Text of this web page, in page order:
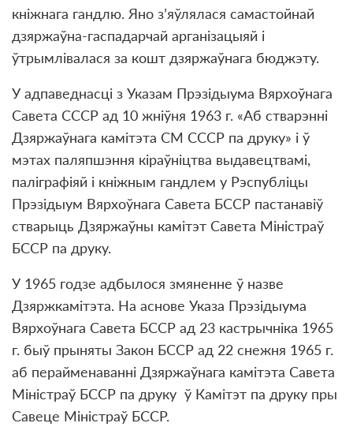
кніжнага гандлю. Яно з’яўлялася самастойнай
дзяржаўна-гаспадарчай арганізацыяй і
ўтрымлівалася за кошт дзяржаўнага бюджэту.
У адпаведнасці з Указам Прэзідыума Вярхоўнага
Савета СССР ад 10 жніўня 1963 г. «Аб стварэнні
Дзяржаўнага камітэта СМ СССР па друку» і ў
мэтах паляпшэння кіраўніцтва выдавецтвамі,
паліграфіяй і кніжным гандлем у Рэспубліцы
Прэзідыум Вярхоўнага Савета БССР пастанавіў
стварыць Дзяржаўны камітэт Савета Міністраў
БССР па друку.
У 1965 годзе адбылося змяненне ў назве
Дзяржкамітэта. На аснове Указа Прэзідыума
Вярхоўнага Савета БССР ад 23 кастрычніка 1965
г. быў прыняты Закон БССР ад 22 снежня 1965 г.
аб перайменаванні Дзяржаўнага камітэта Савета
Міністраў БССР па друку ў Камітэт па друку пры
Савеце Міністраў БССР.